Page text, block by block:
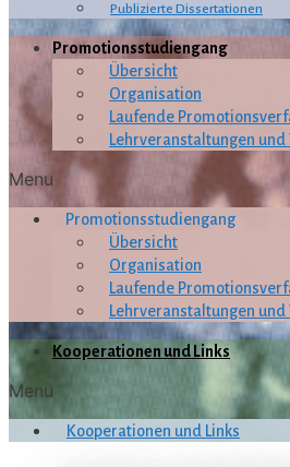
Publizierte Dissertationen
Promotionsstudiengang
Übersicht
Organisation
Laufende
Lehrveranstaltungen und
Menu
Promotionsstudiengang
Übersicht
Organisation
Laufende
Lehrveranstaltungen und
Kooperationen und Links
Menu
Kooperationen und Links